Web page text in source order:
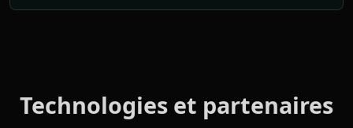
Technologies et partenaires